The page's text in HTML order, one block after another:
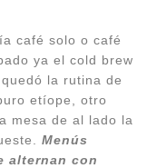
café solo o café
ya el cold brew
la rutina de
etíope, otro
mesa de al lado la
Menús
alternan con